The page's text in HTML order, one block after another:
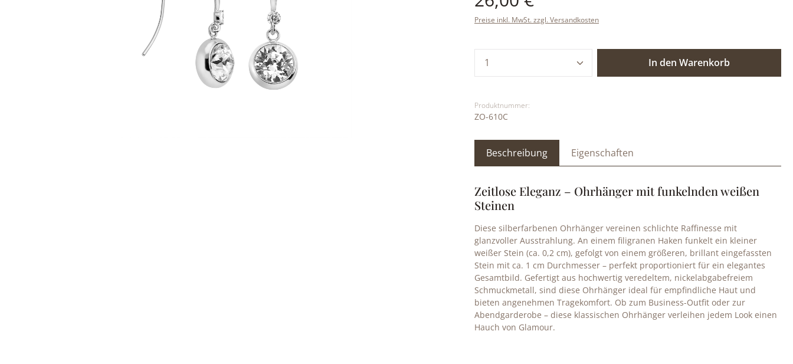
Preise inkl. MwSt. zzgl. Versandkosten
Produkt Anzahl: Gib den gewünschten Wert
In den Warenkorb
Produktnummer:
ZO-610C
Beschreibung Eigenschaften
Zeitlose Eleganz – Ohrhänger mit funkelnden weißen
Steinen
Diese silberfarbenen Ohrhänger vereinen schlichte Raffinesse mit
glanzvoller Ausstrahlung. An einem filigranen Haken funkelt ein kleiner
weißer Stein (ca. 0,2 cm), gefolgt von einem größeren, brillant eingefassten
Stein mit ca. 1 cm Durchmesser – perfekt proportioniert für ein elegantes
Gesamtbild. Gefertigt aus hochwertig veredeltem, nickelabgabefreiem
Schmuckmetall, sind diese Ohrhänger ideal für empfindliche Haut und
bieten angenehmen Tragekomfort. Ob zum Business-Outfit oder zur
Abendgarderobe – diese klassischen Ohrhänger verleihen jedem Look einen
Hauch von Glamour.